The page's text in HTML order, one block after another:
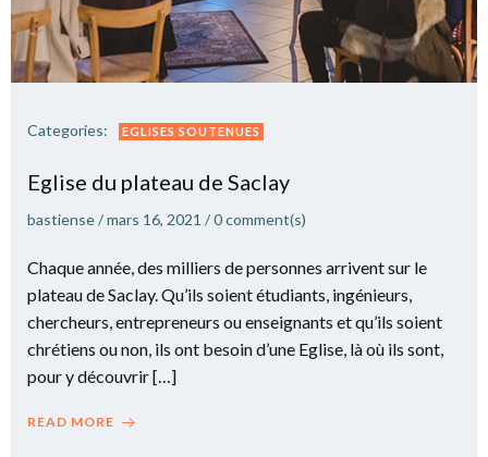
Categories: EGLISES SOUTENUES
Eglise du plateau de Saclay
bastiense/mars 16, 2021 /0comment(s)
Chaque année, des milliers de personnes arrivent sur le
plateau de Saclay. Qu’ils soient étudiants, ingénieurs,
chercheurs, entrepreneurs ou enseignants et qu’ils soient
chrétiens ou non, ils ont besoin d’une Eglise, là où ils sont,
pour y découvrir […]
READ MORE